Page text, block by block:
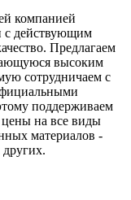
компанией
с действующим
Предлагаем
высоким
сотрудничаем с
поддерживаем
на все виды
материалов -
других.